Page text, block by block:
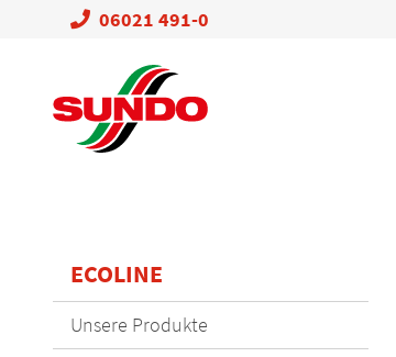
06021 491-0
ECOLINE
Navigation
überspringen
Unsere Produkte